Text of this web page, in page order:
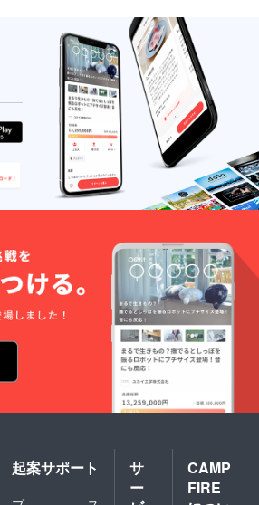
起案サポート
サ
ー
CAMP
FIRE